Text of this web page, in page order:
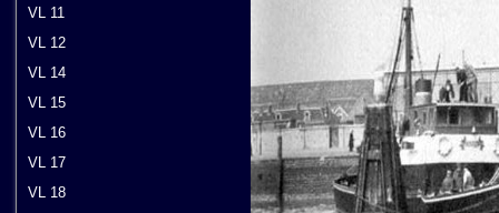
VL 11
VL 12
VL 14
VL 15
VL 16
VL 17
VL 18